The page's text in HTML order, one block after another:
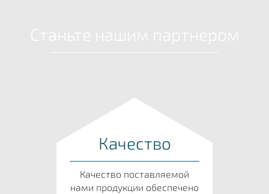
Качество
Качество поставляемой
нами продукции обеспечено